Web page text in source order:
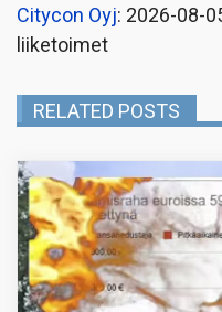
Citycon Oyj: 2026-08-
liiketoimet
RELATED POSTS